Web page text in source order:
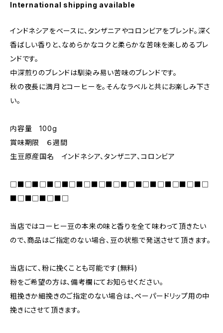
International shipping available
インドネシアをベースに、タンザニアやコロンビアをブレンド。深く
香ばしい香りと、なめらかなコクと柔らかな苦味を楽しめるブレ
ンドです。
中深煎りのブレンドは馴染み易い苦味のブレンドです。
秋の夜長に満月とコーヒーを。そんなラベルと共にお楽しみ下さ
い。
内容量 100g
賞味期限 ６週間
生豆原産国名 インドネシア、タンザニア、コロンビア
□■□■□■□■□■□■□■□■□■□■□■□■□■□
■□■□■□■□
当店ではコーヒー豆の本来の味と香りを全て味わって頂きたい
ので、商品はご指定のない場合、豆の状態で発送させて頂きます。
当店にて、粉に挽くことも可能です(無料)
粉をご希望の方は、備考欄にてお知らせください。
粗挽きか細挽きのご指定のない場合は、ペーパードリップ用の中
挽きにさせて頂きます。